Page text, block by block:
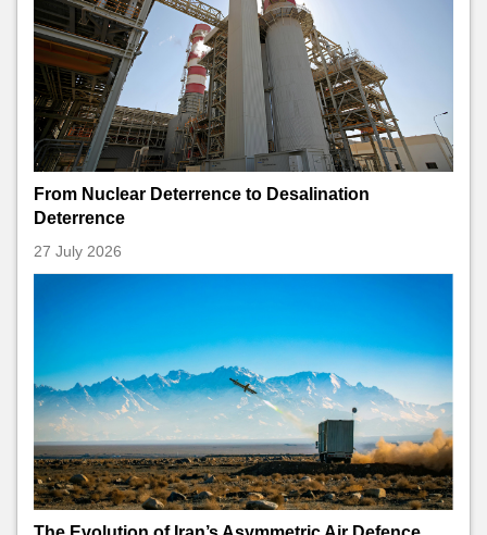
From Nuclear Deterrence to Desalination
Deterrence
27 July 2026